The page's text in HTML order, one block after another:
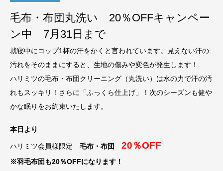
毛布・布団丸洗い 20％OFFキャンペー
ン中 7月31日まで
就寝中にコップ1杯の汗をかくと言われています。見えない汗の
汚れをそのままにすると、生地の傷みや変色が発生します！
ハリミツの毛布・布団クリーニング（丸洗い）は水の力で汗の汚
れもスッキリ！さらに「ふっくら仕上げ」！次のシーズンも健や
かな眠りをお約束いたします。
本日より
ハリミツ会員様限定 毛布・布団 20％OFF
※羽毛布団も20％OFFになります！